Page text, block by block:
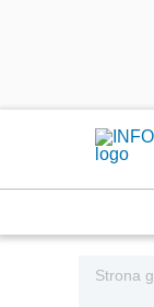
Strona